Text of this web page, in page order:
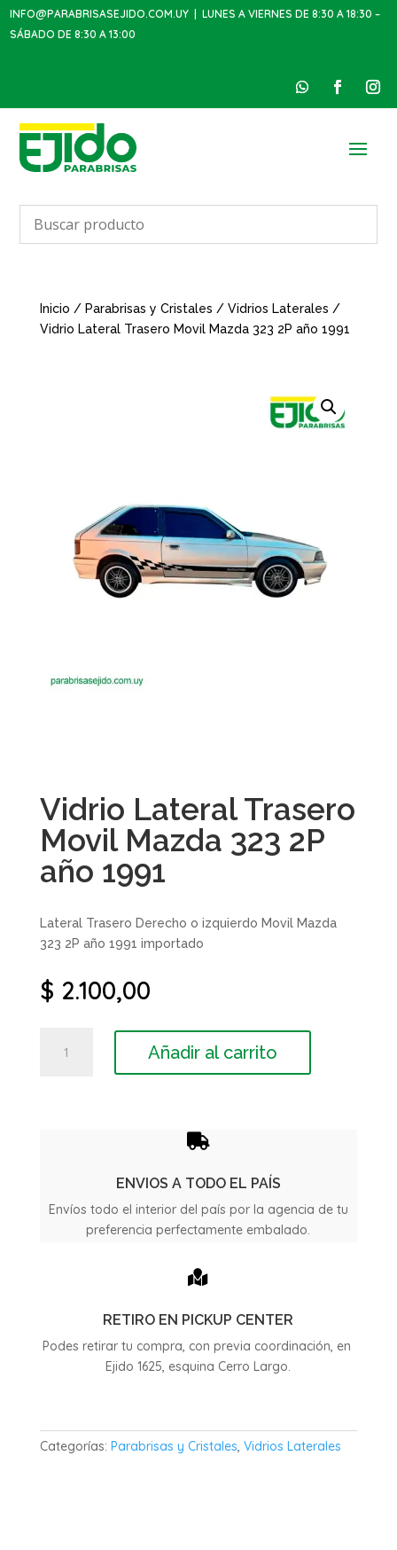
INFO@PARABRISASEJIDO.COM.UY | LUNES A VIERNES DE 8:30 A 18:30 –
SÁBADO DE 8:30 A 13:00
Inicio / Parabrisas y Cristales / Vidrios Laterales /
Vidrio Lateral Trasero Movil Mazda 323 2P año 1991
Vidrio Lateral Trasero
Movil Mazda 323 2P
año 1991
Lateral Trasero Derecho o izquierdo Movil Mazda
323 2P año 1991 importado
$ 2.100,00
Lateral
1991
Añadir al carrito

ENVIOS A TODO EL PAÍS
Envíos todo el interior del país por la agencia de tu
preferencia perfectamente embalado.

RETIRO EN PICKUP CENTER
Podes retirar tu compra, con previa coordinación, en
Ejido 1625, esquina Cerro Largo.
Categorías: Parabrisas y Cristales, Vidrios Laterales